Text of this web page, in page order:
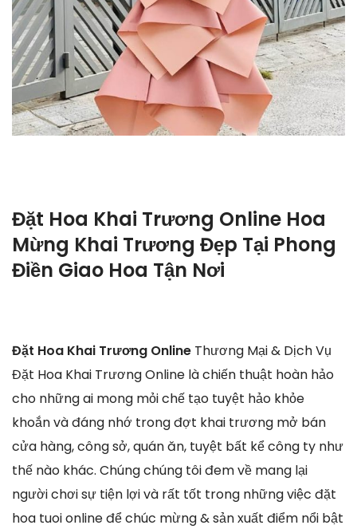
Đặt Hoa Khai Trương Online Hoa
Mừng Khai Trương Đẹp Tại Phong
Điền Giao Hoa Tận Nơi
Đặt Hoa Khai Trương Online Thương Mại & Dịch Vụ
Đặt Hoa Khai Trương Online là chiến thuật hoàn hảo
cho những ai mong mỏi chế tạo tuyệt hảo khỏe
khoắn và đáng nhớ trong đợt khai trương mở bán
cửa hàng, công sở, quán ăn, tuyệt bất kể công ty như
thế nào khác. Chúng chúng tôi đem về mang lại
người chơi sự tiện lợi và rất tốt trong những việc đặt
hoa tuoi online để chúc mừng & sản xuất điểm nổi bật